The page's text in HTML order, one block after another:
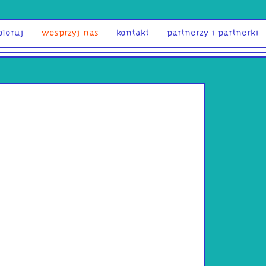
wesprzyj nas kontakt partnerzy i partnerki